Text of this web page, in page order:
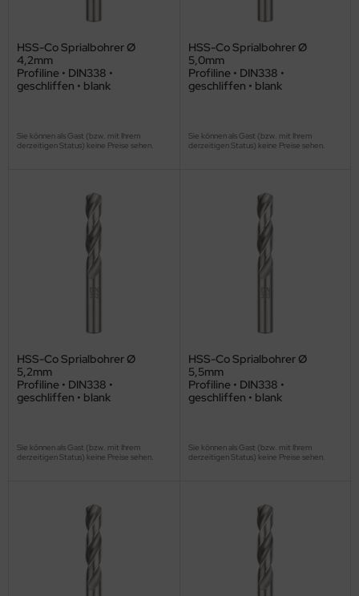
HSS-Co Sprialbohrer Ø
4,2mm
Profiline • DIN338 •
geschliffen • blank
Sie können als Gast (bzw. mit Ihrem
derzeitigen Status) keine Preise sehen.
HSS-Co Sprialbohrer Ø
5,0mm
Profiline • DIN338 •
geschliffen • blank
Sie können als Gast (bzw. mit Ihrem
derzeitigen Status) keine Preise sehen.
HSS-Co Sprialbohrer Ø
5,2mm
Profiline • DIN338 •
geschliffen • blank
Sie können als Gast (bzw. mit Ihrem
derzeitigen Status) keine Preise sehen.
HSS-Co Sprialbohrer Ø
5,5mm
Profiline • DIN338 •
geschliffen • blank
Sie können als Gast (bzw. mit Ihrem
derzeitigen Status) keine Preise sehen.